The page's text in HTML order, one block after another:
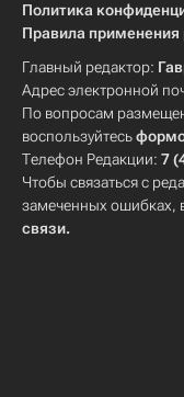
Политика
Правила применения
Главный редактор:
Адрес электронной
По вопросам
воспользуйтесь
Телефон Редакции: 7
Чтобы связаться с
замеченных ошибках,
связи.